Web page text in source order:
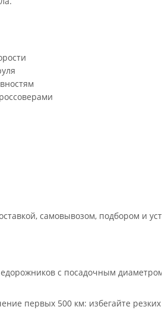
самовывозом, подбором и
с посадочным
первых 500 км: избегайте